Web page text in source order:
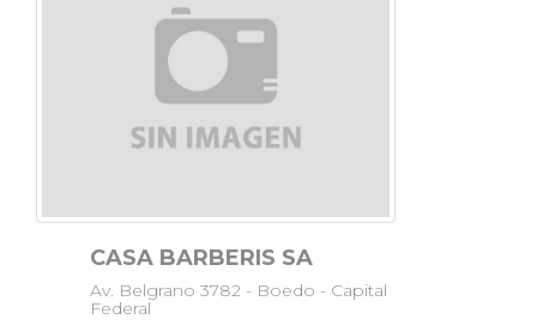
CASA BARBERIS SA
Av. Belgrano 3782 - Boedo - Capital
Federal